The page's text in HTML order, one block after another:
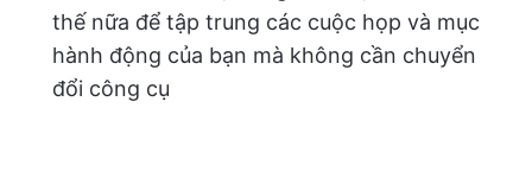
thế nữa để tập trung các cuộc họp và mục
hành động của bạn mà không cần chuyển
đổi công cụ